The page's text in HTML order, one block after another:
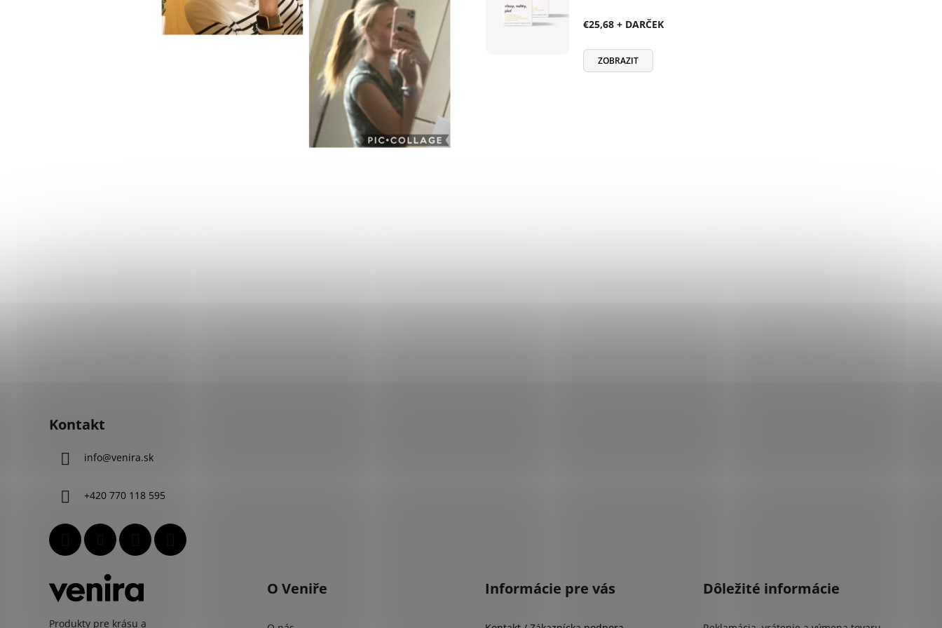
€25,68 + DARČEK
ZOBRAZIT
Kontakt
info@venira.sk
+420 770 118 595
Produkty pre krásu a
O Veniře Informácie pre vás Dôležité informácie